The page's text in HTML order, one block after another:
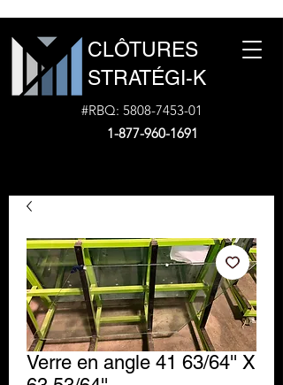
CLÔTURES
STRATÉGI-K
#RBQ: 5808-7453-01
1-877-960-1691
Verre en angle 41 63/64'' X